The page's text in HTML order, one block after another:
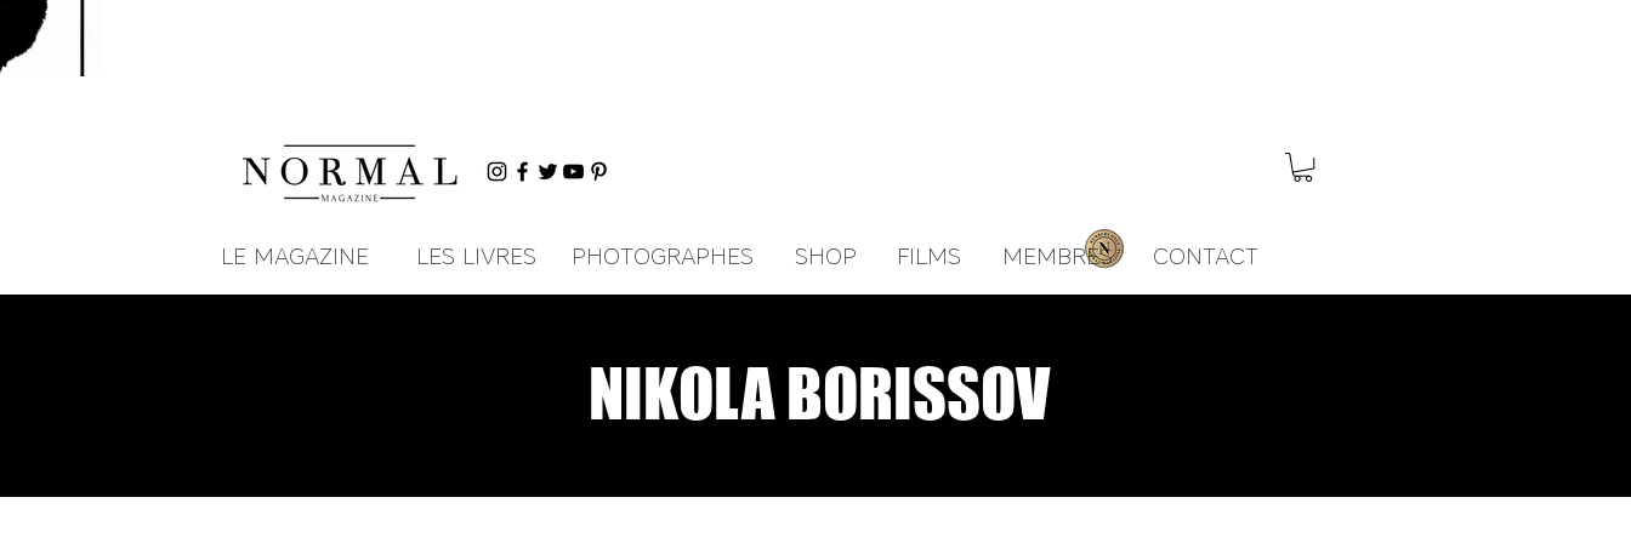
LE MAGAZINE LES LIVRES PHOTOGRAPHES SHOP FILMS MEMBRES CONTACT
NIKOLA BORISSOV